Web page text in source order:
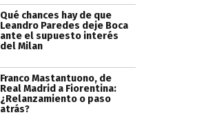
Qué chances hay de que
Leandro Paredes deje Boca
ante el supuesto interés
del Milan
Franco Mastantuono, de
Real Madrid a Fiorentina:
¿Relanzamiento o paso
atrás?